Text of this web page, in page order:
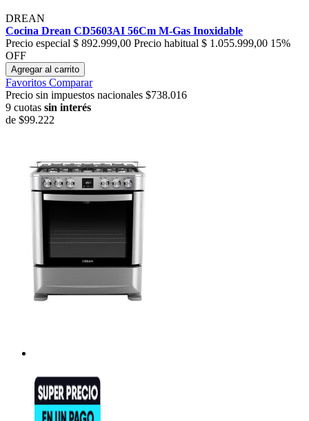
DREAN
Cocina Drean CD5603AI 56Cm M-Gas Inoxidable
Precio especial $ 892.999,00 Precio habitual $ 1.055.999,00 15%
OFF
Agregar al carrito
Favoritos Comparar
Precio sin impuestos nacionales $738.016
9 cuotas sin interés
de $99.222